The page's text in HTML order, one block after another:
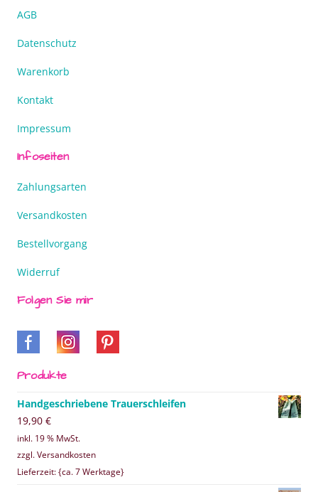
AGB
Datenschutz
Warenkorb
Kontakt
Impressum
Infoseiten
Zahlungsarten
Versandkosten
Bestellvorgang
Widerruf
Folgen Sie mir
Produkte
Handgeschriebene Trauerschleifen
19,90 €
inkl. 19 % MwSt.
zzgl. Versandkosten
Lieferzeit: {ca. 7 Werktage}